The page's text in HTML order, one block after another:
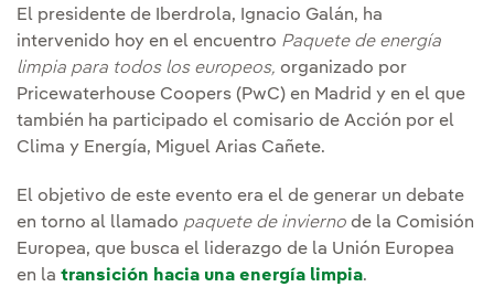
El presidente de Iberdrola, Ignacio Galán, ha
intervenido hoy en el encuentro Paquete de energía
limpia para todos los europeos, organizado por
Pricewaterhouse Coopers (PwC) en Madrid y en el que
también ha participado el comisario de Acción por el
Clima y Energía, Miguel Arias Cañete.
El objetivo de este evento era el de generar un debate
en torno al llamado paquete de invierno de la Comisión
Europea, que busca el liderazgo de la Unión Europea
en la transición hacia una energía limpia.